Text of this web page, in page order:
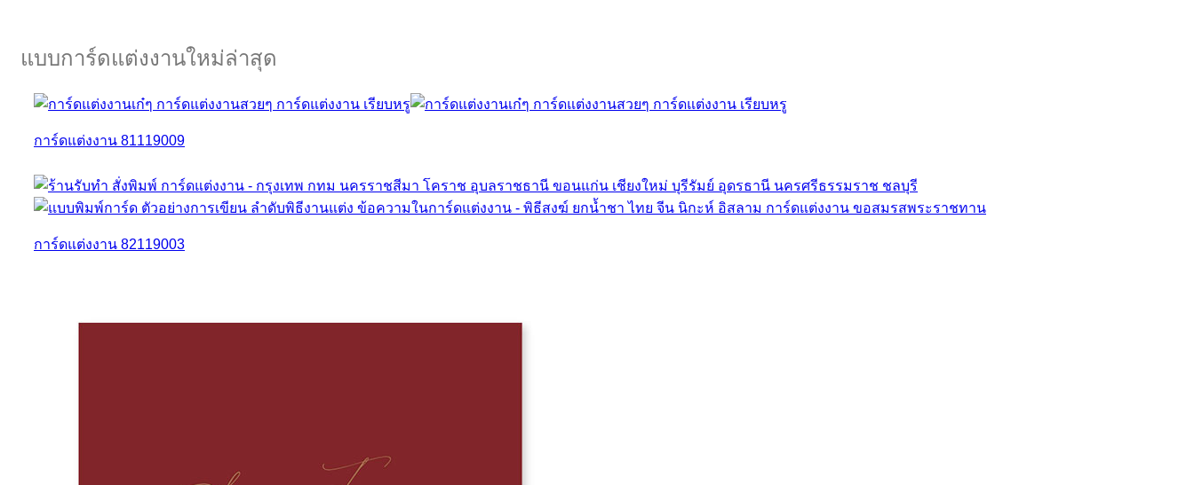
แบบการ์ดแต่งงานใหม่ล่าสุด
การ์ดแต่งงาน 81119009
การ์ดแต่งงาน 82119003